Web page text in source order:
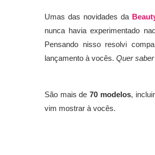
Umas das novidades da
nunca havia experimentado
Pensando nisso resolvi
lançamento à vocês. Quer
São mais de70 modelos,
vim mostrar à vocês.